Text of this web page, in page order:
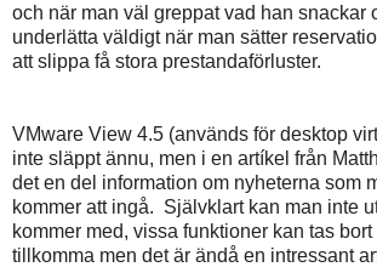
och när man väl greppat vad han snackar
underlätta väldigt när man sätter
att slippa få stora prestandaförluster.
VMware View 4.5 (används för desktop
inte släppt ännu, men i en artíkel från
det en del information om nyheterna som
kommer att ingå. Självklart kan man inte
kommer med, vissa funktioner kan tas
tillkomma men det är ändå en intressant